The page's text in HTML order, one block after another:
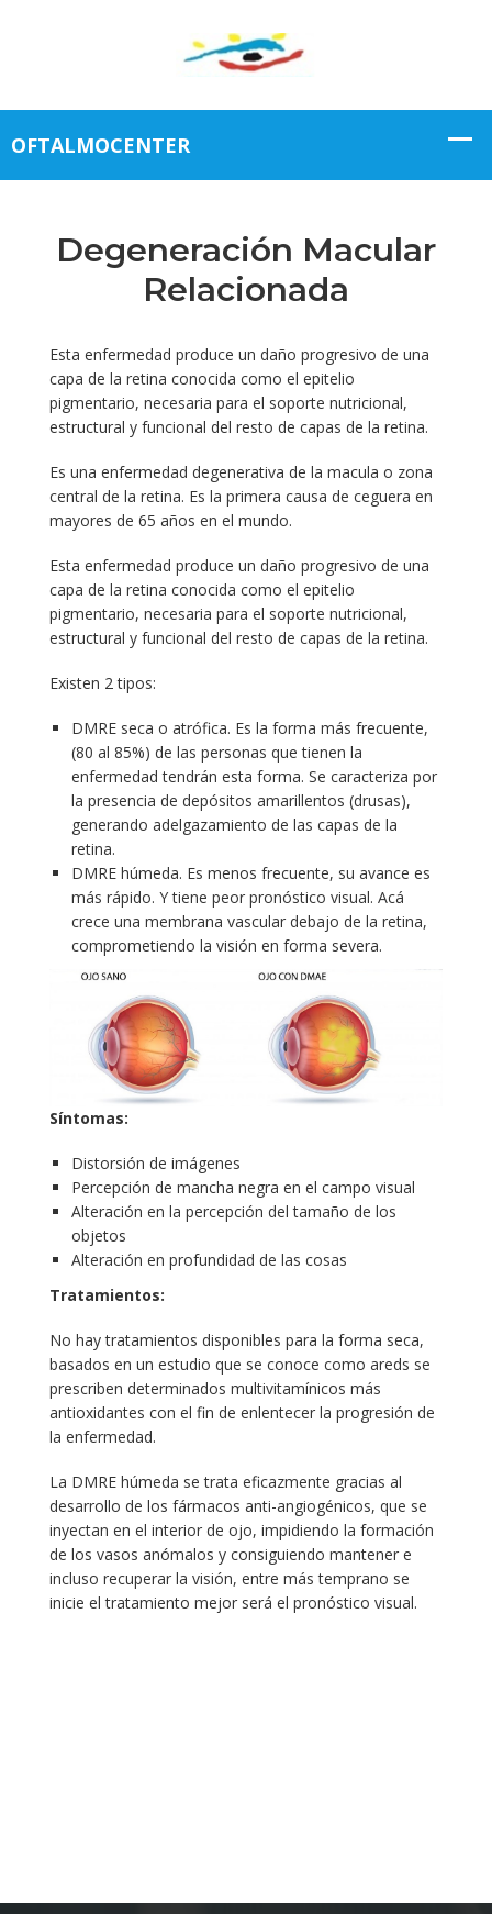
Degeneración Macular
Relacionada
Esta enfermedad produce un daño progresivo de una
capa de la retina conocida como el epitelio
pigmentario, necesaria para el soporte nutricional,
estructural y funcional del resto de capas de la retina.
Es una enfermedad degenerativa de la macula o zona
central de la retina. Es la primera causa de ceguera en
mayores de 65 años en el mundo.
Esta enfermedad produce un daño progresivo de una
capa de la retina conocida como el epitelio
pigmentario, necesaria para el soporte nutricional,
estructural y funcional del resto de capas de la retina.
Existen 2 tipos:
DMRE seca o atrófica. Es la forma más frecuente,
(80 al 85%) de las personas que tienen la
enfermedad tendrán esta forma. Se caracteriza por
la presencia de depósitos amarillentos (drusas),
generando adelgazamiento de las capas de la
retina.
DMRE húmeda. Es menos frecuente, su avance es
más rápido. Y tiene peor pronóstico visual. Acá
crece una membrana vascular debajo de la retina,
comprometiendo la visión en forma severa.
Síntomas:
Distorsión de imágenes
Percepción de mancha negra en el campo visual
Alteración en la percepción del tamaño de los
objetos
Alteración en profundidad de las cosas
Tratamientos:
No hay tratamientos disponibles para la forma seca,
basados en un estudio que se conoce como areds se
prescriben determinados multivitamínicos más
antioxidantes con el fin de enlentecer la progresión de
la enfermedad.
La DMRE húmeda se trata eficazmente gracias al
desarrollo de los fármacos anti-angiogénicos, que se
inyectan en el interior de ojo, impidiendo la formación
de los vasos anómalos y consiguiendo mantener e
incluso recuperar la visión, entre más temprano se
inicie el tratamiento mejor será el pronóstico visual.